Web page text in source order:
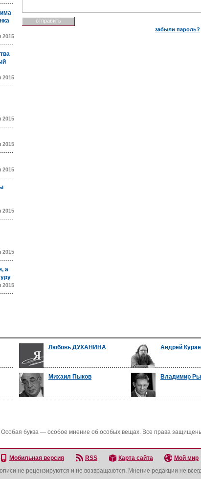
2015
2015
2015
2015
2015
2015
2015
а
2015
забыли пароль?
Любовь ДУХАНИНА Андрей
Михаил Пыков Владимир
буква — особое мнение об особых вещах. Все права
Мобильная версия RSS Карта сайта Мой мир
не рецензируются и не возвращаются. Мнение редакции не